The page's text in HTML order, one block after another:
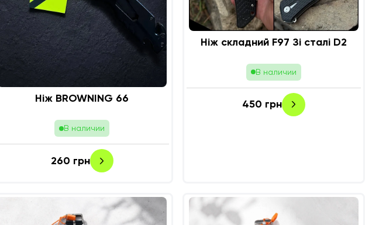
Ніж BROWNING 66
В наличии
260 грн
Ніж складний F97 Зі сталі D2
В наличии
450 грн